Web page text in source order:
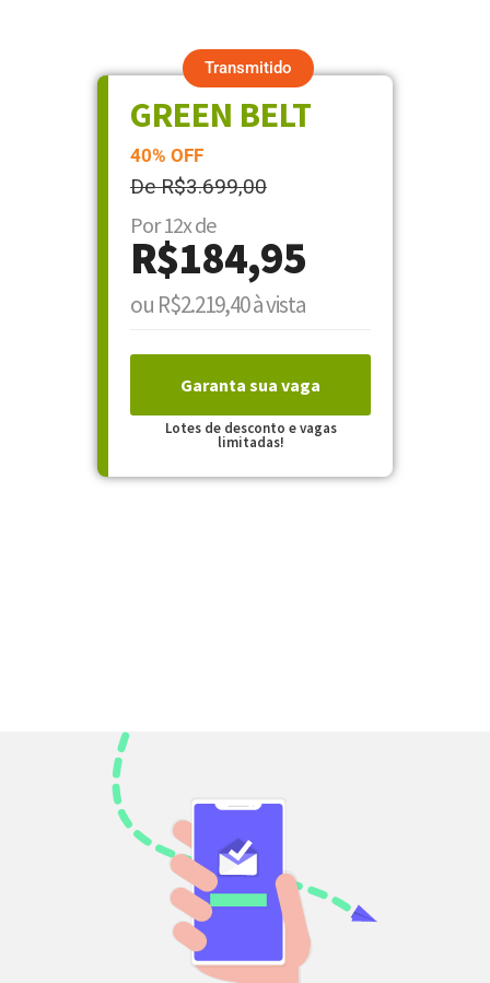
Transmitido
GREEN BELT
40% OFF
De R$3.699,00
Por 12x de
R$184,95
ou R$2.219,40 à vista
Garanta sua vaga
Lotes de desconto e vagas
limitadas!